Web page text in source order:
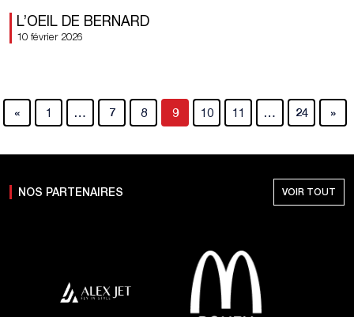
L’OEIL DE BERNARD
10 février 2026
« 1 … 7 8 9 10 11 … 24 »
NOS PARTENAIRES VOIR TOUT